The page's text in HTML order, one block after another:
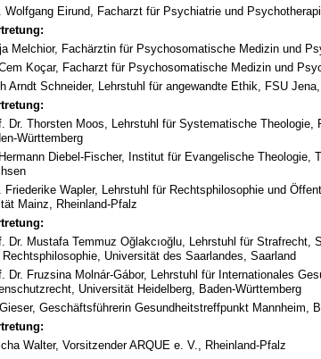
Wolfgang Eirund, Facharzt für Psychiatrie und
Melchior, Fachärztin für Psychosomatische Medizin und
Koçar, Facharzt für Psychosomatische Medizin und
Arndt Schneider, Lehrstuhl für angewandte Ethik, FSU
Dr. Thorsten Moos, Lehrstuhl für Systematische Theologie,
Württemberg
Diebel-Fischer, Institut für Evangelische Theologie,
Friederike Wapler, Lehrstuhl für Rechtsphilosophie und
Mainz, Rheinland-Pfalz
Dr. Mustafa Temmuz Oğlakcıoğlu, Lehrstuhl für Strafrecht,
Rechtsphilosophie, Universität des Saarlandes, Saarland
Dr. Fruzsina Molnár-Gábor, Lehrstuhl für Internationales
Universität Heidelberg, Baden-Württemberg
Geschäftsführerin Gesundheitstreffpunkt Mannheim,
Walter, Vorsitzender ARQUE e. V., Rheinland-Pfalz